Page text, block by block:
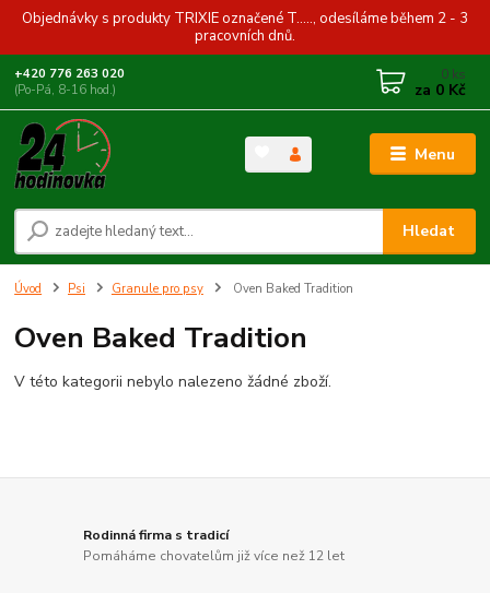
Objednávky s produkty TRIXIE označené T....., odesíláme během 2 - 3
pracovních dnů.
Menu
Hledat
+420 776 263 020
(Po-Pá, 8-16 hod.)
0 ks
za 0 Kč
Úvod Psi Granule pro psy Oven Baked Tradition
Oven Baked Tradition
V této kategorii nebylo nalezeno žádné zboží.
Rodinná firma s tradicí
Pomáháme chovatelům již více než 12 let